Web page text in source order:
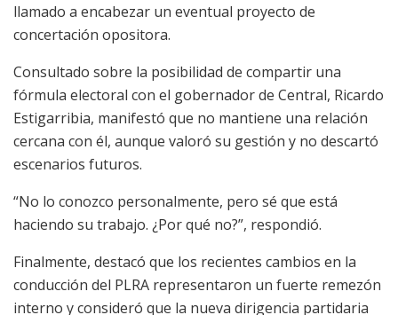
llamado a encabezar un eventual proyecto de
concertación opositora.
Consultado sobre la posibilidad de compartir una
fórmula electoral con el gobernador de Central, Ricardo
Estigarribia, manifestó que no mantiene una relación
cercana con él, aunque valoró su gestión y no descartó
escenarios futuros.
“No lo conozco personalmente, pero sé que está
haciendo su trabajo. ¿Por qué no?”, respondió.
Finalmente, destacó que los recientes cambios en la
conducción del PLRA representaron un fuerte remezón
interno y consideró que la nueva dirigencia partidaria